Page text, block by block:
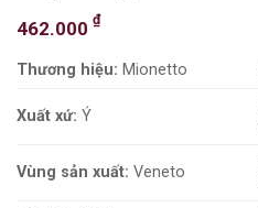
462.000 ₫
Thương hiệu: Mionetto
Xuất xứ: Ý
Vùng sản xuất: Veneto